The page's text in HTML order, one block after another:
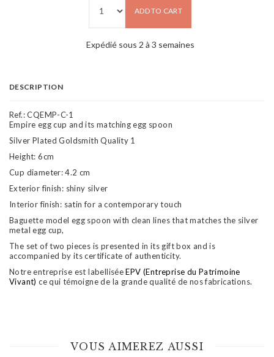
ADD TO CART
Expédié sous 2 à 3 semaines
DESCRIPTION
Ref.:CQEMP-C-1
Empire egg cup and its matching egg spoon
Silver Plated Goldsmith Quality 1
Height: 6cm
Cup diameter: 4.2 cm
Exterior finish: shiny silver
Interior finish: satin for a contemporary touch
Baguette model egg spoon with clean lines that matches the silver
metal egg cup,
The set of two pieces is presented in its gift box and is
accompanied by its certificate of authenticity.
Notre entreprise est labelliséeEPV (Entreprise du Patrimoine
Vivant) ce qui témoigne de la grande qualité de nos fabrications.
VOUS AIMEREZ AUSSI